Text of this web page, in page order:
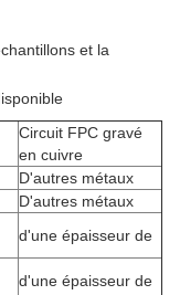
et la
Circuit FPC gravé
en cuivre
D'autres métaux
D'autres métaux
d'une épaisseur de
d'une épaisseur de